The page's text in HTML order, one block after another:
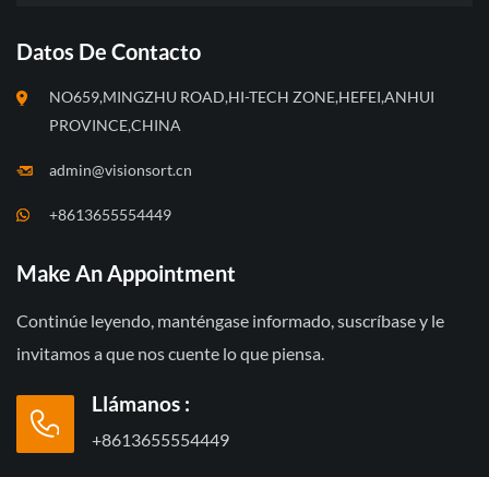
Datos De Contacto
NO659,MINGZHU ROAD,HI-TECH ZONE,HEFEI,ANHUI
PROVINCE,CHINA
admin@visionsort.cn
+8613655554449
Make An Appointment
Continúe leyendo, manténgase informado, suscríbase y le
invitamos a que nos cuente lo que piensa.
Llámanos :
+8613655554449